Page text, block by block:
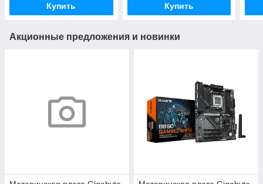
Купить Купить
Акционные предложения и новинки